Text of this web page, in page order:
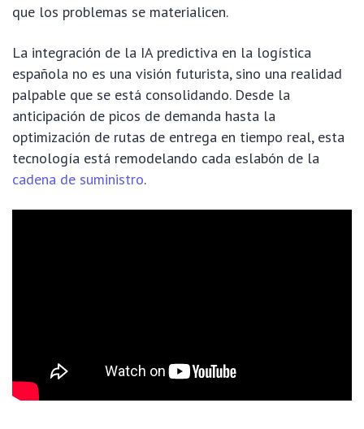
que los problemas se materialicen.
La integración de la IA predictiva en la logística
española no es una visión futurista, sino una realidad
palpable que se está consolidando. Desde la
anticipación de picos de demanda hasta la
optimización de rutas de entrega en tiempo real, esta
tecnología está remodelando cada eslabón de la
cadena de suministro.